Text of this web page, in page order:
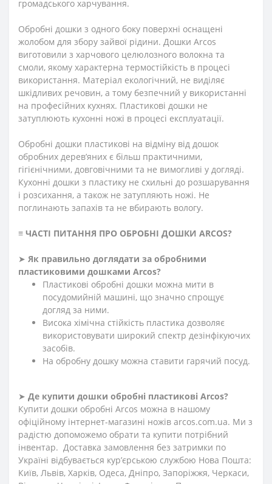
громадського харчування.
Обробні дошки з одного боку поверхні оснащені
жолобом для збору зайвої рідини. Дошки Arcos
виготовили з харчового целюлозного волокна та
смоли, якому характерна термостійкість в процесі
використання. Матеріал екологічний, не виділяє
шкідливих речовин, а тому безпечний у використанні
на професійних кухнях. Пластикові дошки не
затуплюють кухонні ножі в процесі експлуатації.
Обробні дошки пластикові на відміну від дошок
обробних дерев’яних є більш практичними,
гігієнічними, довговічними та не вимогливі у догляді.
Кухонні дошки з пластику не схильні до розшарування
і розсихання, а також не затупляють ножі. Не
поглинають запахів та не вбирають вологу.
≡ ЧАСТІ ПИТАННЯ ПРО ОБРОБНІ ДОШКИ ARCOS?
➤ Як правильно доглядати за обробними
пластиковими дошками Arcos?
Пластикові обробні дошки можна мити в
посудомийній машині, що значно спрощує
догляд за ними.
Висока хімічна стійкість пластика дозволяє
використовувати широкий спектр дезінфікуючих
засобів.
На обробну дошку можна ставити гарячий посуд.
➤ Де купити дошки обробні пластикові Arcos?
Купити дошки обробні Arcos можна в нашому
офіційному інтернет-магазині ножів arcos.com.ua. Ми з
радістю допоможемо обрати та купити потрібний
інвентар. Доставка замовлення без затримки по
Україні відбувається кур’єрською службою Нова Пошта:
Київ, Львів, Харків, Одеса, Дніпро, Запоріжжя, Черкаси,